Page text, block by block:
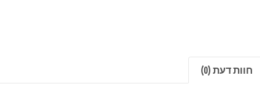
חוות דעת (0)